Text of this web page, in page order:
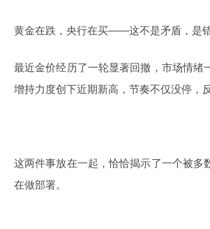
黄金在跌，央行在买——这不是矛盾，是
最近金价经历了一轮显著回撤，市场情
增持力度创下近期新高，节奏不仅没停，
这两件事放在一起，恰恰揭示了一个被
在做部署。